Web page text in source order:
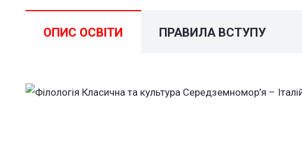
ОПИС ОСВІТИ ПРАВИЛА ВСТУПУ